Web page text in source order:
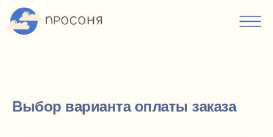
Выбор варианта оплаты заказа